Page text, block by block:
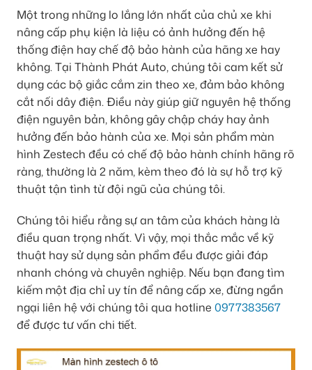
Một trong những lo lắng lớn nhất của chủ xe khi
nâng cấp phụ kiện là liệu có ảnh hưởng đến hệ
thống điện hay chế độ bảo hành của hãng xe hay
không. Tại Thành Phát Auto, chúng tôi cam kết sử
dụng các bộ giắc cắm zin theo xe, đảm bảo không
cắt nối dây điện. Điều này giúp giữ nguyên hệ thống
điện nguyên bản, không gây chập cháy hay ảnh
hưởng đến bảo hành của xe. Mọi sản phẩm màn
hình Zestech đều có chế độ bảo hành chính hãng rõ
ràng, thường là 2 năm, kèm theo đó là sự hỗ trợ kỹ
thuật tận tình từ đội ngũ của chúng tôi.
Chúng tôi hiểu rằng sự an tâm của khách hàng là
điều quan trọng nhất. Vì vậy, mọi thắc mắc về kỹ
thuật hay sử dụng sản phẩm đều được giải đáp
nhanh chóng và chuyên nghiệp. Nếu bạn đang tìm
kiếm một địa chỉ uy tín để nâng cấp xe, đừng ngần
ngại liên hệ với chúng tôi qua hotline 0977383567
để được tư vấn chi tiết.